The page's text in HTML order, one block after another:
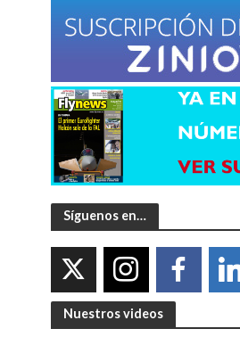
Síguenos en…
Nuestros videos